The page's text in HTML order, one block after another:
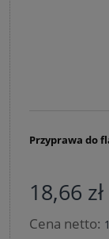
Przyprawa do
18,66 zł
Cena netto: